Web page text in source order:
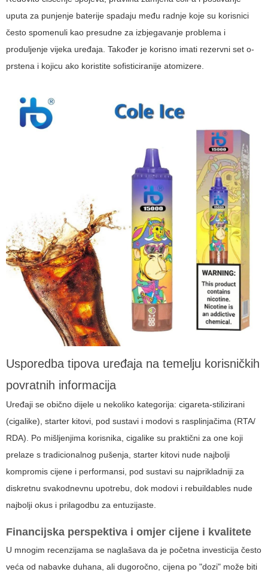
uputa za punjenje baterije spadaju među radnje koje su korisnici
često spomenuli kao presudne za izbjegavanje problema i
produljenje vijeka uređaja. Također je korisno imati rezervni set o-
prstena i kojicu ako koristite sofisticiranije atomizere.
Usporedba tipova uređaja na temelju korisničkih
povratnih informacija
Uređaji se obično dijele u nekoliko kategorija: cigareta-stilizirani
(cigalike), starter kitovi, pod sustavi i modovi s rasplinjačima (RTA/
RDA). Po mišljenjima korisnika, cigalike su praktični za one koji
prelaze s tradicionalnog pušenja, starter kitovi nude najbolji
kompromis cijene i performansi, pod sustavi su najprikladniji za
diskretnu svakodnevnu upotrebu, dok modovi i rebuildables nude
najbolji okus i prilagodbu za entuzijaste.
Financijska perspektiva i omjer cijene i kvalitete
U mnogim recenzijama se naglašava da je početna investicija često
veća od nabavke duhana, ali dugoročno, cijena po "dozi" može biti